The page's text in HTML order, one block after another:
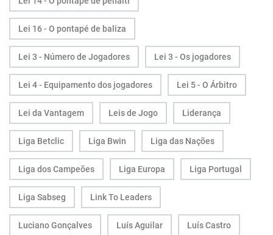
Lei 16 - O pontapé de baliza
Lei 3 - Número de Jogadores Lei 3 - Os jogadores
Lei 4 - Equipamento dos jogadores Lei 5 - O Árbitro
Lei da Vantagem Leis de Jogo Liderança
Liga Betclic Liga Bwin Liga das Nações
Liga dos Campeões Liga Europa Liga Portugal
Liga Sabseg Link To Leaders
Luciano Gonçalves Luís Aguilar Luís Castro